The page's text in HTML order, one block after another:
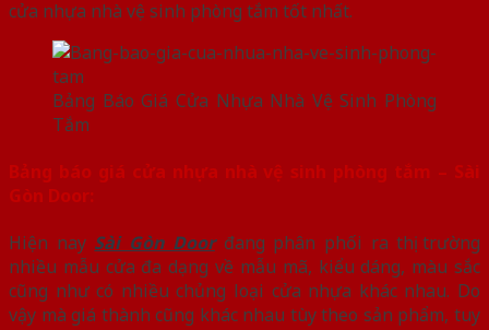
cửa nhựa nhà vệ sinh phòng tắm tốt nhất.
Bảng Báo Giá Cửa Nhựa Nhà Vệ Sinh Phòng
Tắm
Bảng báo giá cửa nhựa nhà vệ sinh phòng tắm – Sài
Gòn Door:
Hiện nay Sài Gòn Doorđang phân phối ra thị trường
nhiều mẫu cửa đa dạng về mẫu mã, kiểu dáng, màu sắc
cũng như có nhiều chủng loại cửa nhựa khác nhau. Do
vậy mà giá thành cũng khác nhau tùy theo sản phẩm, tuy